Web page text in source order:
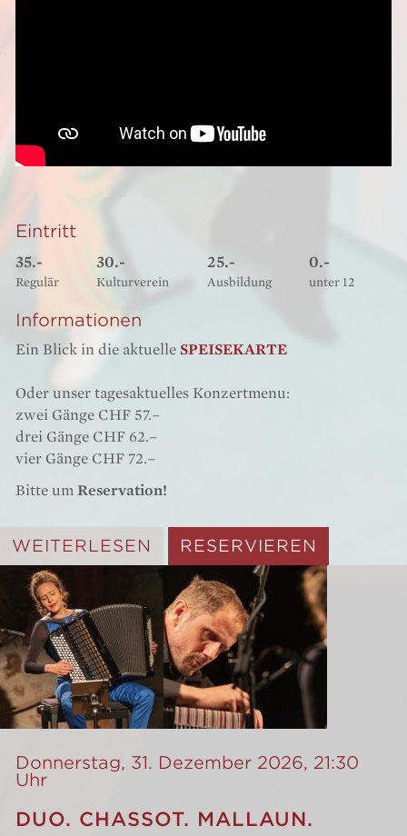
Eintritt
35.-
Regulär
30.-
Kulturverein
25.-
Ausbildung
0.-
unter 12
Informationen
Ein Blick in die aktuelle SPEISEKARTE
Oder unser tagesaktuelles Konzertmenu:
zwei Gänge CHF 57.–
drei Gänge CHF 62.–
vier Gänge CHF 72.–
Bitte um Reservation!
WEITERLESEN RESERVIEREN
Donnerstag, 31. Dezember 2026, 21:30
Uhr
DUO. CHASSOT. MALLAUN.